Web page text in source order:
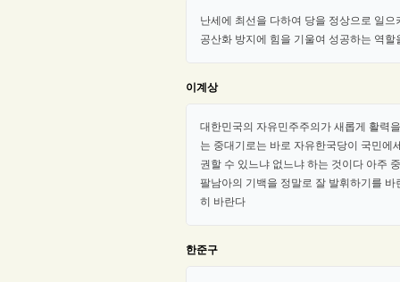
난세에 최선을 다하여 당을 정상으로 일
공산화 방지에 힘을 기울여 성공하는 역할
이계상
대한민국의 자유민주주의가 새롭게 활력
는 중대기로는 바로 자유한국당이 국민에
권할 수 있느냐 없느냐 하는 것이다 아주
팔남아의 기백을 정말로 잘 발휘하기를
히 바란다
한준구